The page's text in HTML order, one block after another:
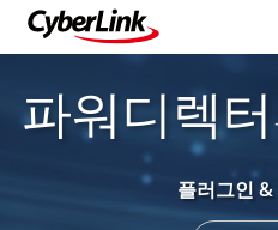
파워디렉터
플러그인